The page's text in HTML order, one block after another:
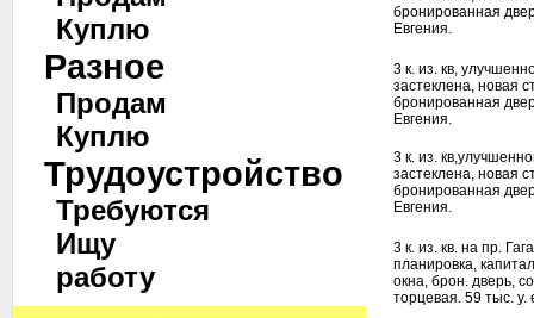
Куплю
Разное
Продам
Куплю
Трудоустройство
Требуются
Ищу
работу
бронированная
Евгения.
3 к. из. кв,
застеклена, новая
бронированная
Евгения.
3 к. из.
застеклена, новая
бронированная
Евгения.
3 к. из. кв. на пр.
планировка,
окна, брон. дверь,
торцевая. 59 тыс. у.